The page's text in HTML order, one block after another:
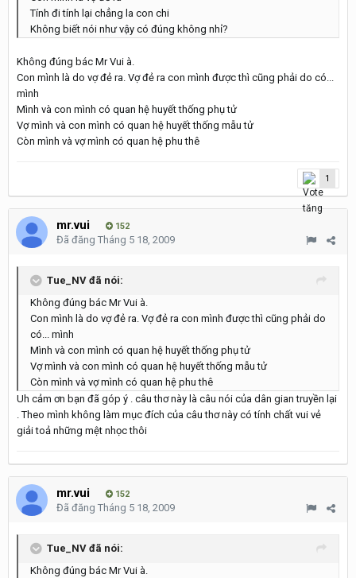
Tính đi tính lại chẳng la con chi
Không biết nói như vậy có đúng không nhỉ?
Không đúng bác Mr Vui à.
Con mình là do vợ đẻ ra. Vợ đẻ ra con mình được thì cũng phải do có...
mình
Mình và con mình có quan hệ huyết thống phụ tử
Vợ mình và con mình có quan hệ huyết thống mẫu tử
Còn mình và vợ mình có quan hệ phu thê
1
mr.vui 152
Đã đăng Tháng 5 18, 2009
Tue_NV đã nói:
Không đúng bác Mr Vui à.
Con mình là do vợ đẻ ra. Vợ đẻ ra con mình được thì cũng phải do
có... mình
Mình và con mình có quan hệ huyết thống phụ tử
Vợ mình và con mình có quan hệ huyết thống mẫu tử
Còn mình và vợ mình có quan hệ phu thê
Uh cảm ơn bạn đã góp ý . câu thơ này là câu nói của dân gian truyền lại
. Theo mình không làm mục đích của câu thơ này có tính chất vui vẻ
giải toả những mệt nhọc thôi
mr.vui 152
Đã đăng Tháng 5 18, 2009
Tue_NV đã nói:
Không đúng bác Mr Vui à.